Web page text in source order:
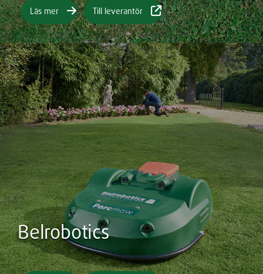
Läs mer Till leverantör
Belrobotics